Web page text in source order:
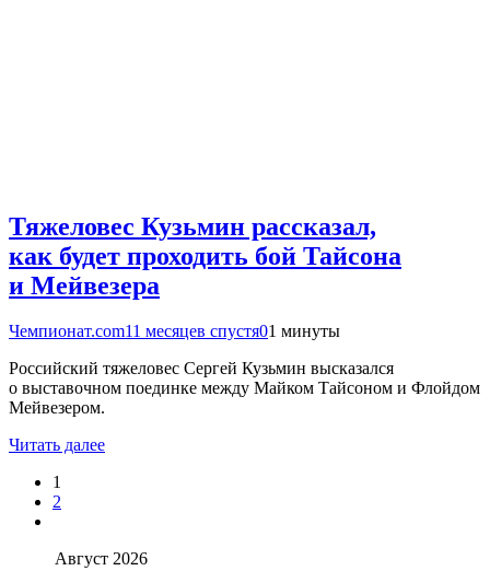
Тяжеловес Кузьмин рассказал,
как будет проходить бой Тайсона
и Мейвезера
Чемпионат.com11 месяцев спустя01 минуты
Российский тяжеловес Сергей Кузьмин высказался
о выставочном поединке между Майком Тайсоном и Флойдом
Мейвезером.
Читать далее
1
2
Август 2026